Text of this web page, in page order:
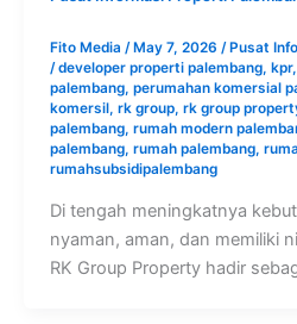
Fito Media / May 7, 2026 / Pusat
/developer properti palembang, kpr,
palembang, perumahan komersial
komersil, rk group, rk group
palembang, rumah modern
palembang, rumah palembang,
rumahsubsidipalembang
Di tengah meningkatnya
nyaman, aman, dan memiliki
RK Group Property hadir